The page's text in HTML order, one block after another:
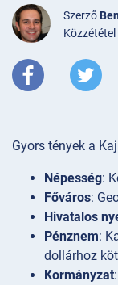
Szerző
Gyors tények a
Népesség:
Főváros:
Hivatalos
Pénznem:
dollárhoz
Kormányzat